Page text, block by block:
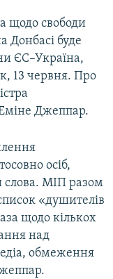
щодо свободи
Донбасі буде
ЄС–Україна,
13 червня. Про
Джеппар.
осіб,
слова. МІП разом
«душителів
щодо кількох
над
обмеження